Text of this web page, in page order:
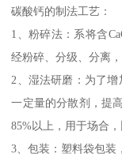
碳酸钙的制法工艺：
1、粉碎法：系将含
经粉碎、分级、分离
2、湿法研磨：为了
一定量的分散剂，提
85%以上，用于场合
3、包装：塑料袋包装